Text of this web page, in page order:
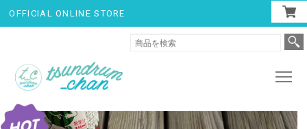
OFFICIAL ONLINE STORE